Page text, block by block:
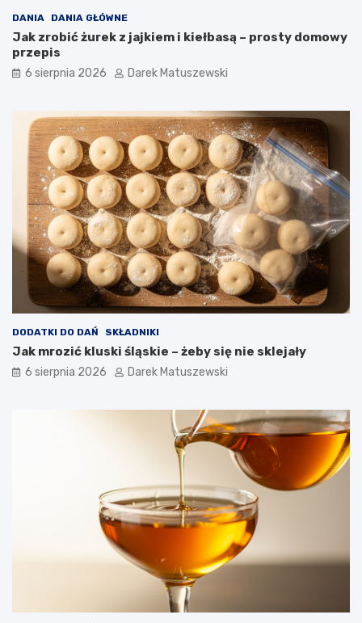
o
t
r
a
w
DANIA DANIA GŁÓWNE
Jak zrobić żurek z jajkiem i kiełbasą – prosty domowy
przepis
6 sierpnia 2026 Darek Matuszewski
DODATKI DO DAŃ SKŁADNIKI
Jak mrozić kluski śląskie – żeby się nie sklejały
6 sierpnia 2026 Darek Matuszewski